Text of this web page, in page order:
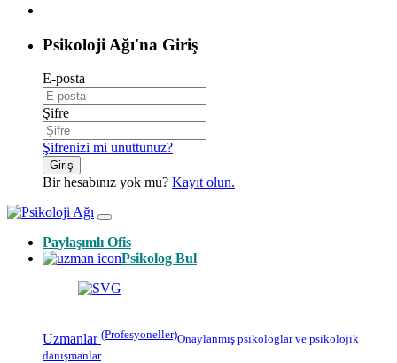
Psikoloji Ağı'na Giriş
E-posta
Şifre
Şifrenizi mi unuttunuz?
Giriş
Bir hesabınız yok mu? Kayıt olun.
Paylaşımlı Ofis
Psikolog Bul
Uzmanlar (Profesyoneller)Onaylanmış psikologlarve psikolojik
danışmanlar